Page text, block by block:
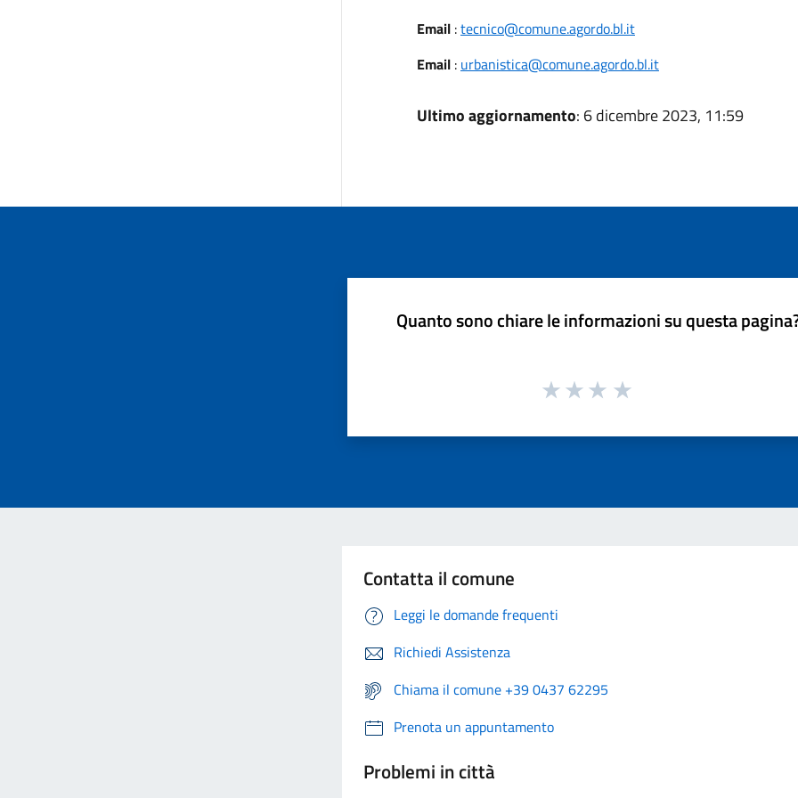
Email:tecnico@comune.agordo.bl.it
Email: urbanistica@comune.agordo.bl.it
Ultimo aggiornamento: 6 dicembre 2023, 11:59
Quanto sono chiare le informazioni su questa
Contatta il comune
Leggi le domande frequenti
Richiedi Assistenza
Chiama il comune +39 0437 62295
Prenota un appuntamento
Problemi in città